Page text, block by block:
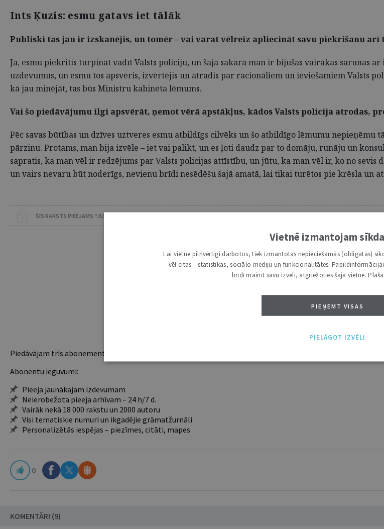
Ints Ķuzis: esmu gatavs iet tālāk
Publiski tas jau ir izskanējis, un tomēr – vai varat vēlreiz apliecināt savu piekrišanu
Jā, esmu piekritis turpināt vadīt Valsts policiju, un šajā sakarā man ir bijušas vairākas sarunas
uzdevumus, un esmu tos apsvēris, izvērtējis un atradis par racionāliem un ieviešamiem Valsts
kā jau minējāt, tas būs Ministru kabineta lēmums.
Vai šo piedāvājumu ilgi apsvērāt, ņemot vērā apstākļus, kādos Valsts policija atrodas,
Pēc savas būtības un dzīves uztveres esmu atbildīgs cilvēks un šo atbildīgo lēmumu
pārzinu. Protams, man bija izvēle – iet vai palikt, un es ļoti daudz par to domāju, runāju un
sapratis, ka man vēl ir redzējums par Valsts policijas attīstību, un jūtu, ka man vēl ir, ko no
un vairs nevaru būt noderīgs, nevienu brīdi nesēdēšu šajā amatā, lai tikai turētos pie krēsla un
ŠIS RAKSTS PIEEJAMS “JURISTA VĀRDA” ABONENTIEM
Lai lasītu šo rakstu tālāk, Tev jābūt
Esošos abonentus lūdzam
Piedāvājam trīs abonementu veidus. Vienam lietotājam piemērotākais ir "Mazais" (3, 6 un 12 mēnešiem).
Abonentu ieguvumi:
Pieeja jaunākajam izdevumam
Neierobežota pieeja arhīvam – 24 h/7 d.
Vairāk nekā 18 000 rakstu un 2000 autoru
Visi tematiskie numuri un ikgadējie grāmatžurnāli
Personalizētās iespējas – piezīmes, citāti, mapes
0
KOMENTĀRI (9)
Vietnē izmantojam
Lai vietne pilnvērtīgi darbotos, tiek izmantotas nepieciešamās (obligātās)
vēl citas – statistikas, sociālo mediju un funkcionalitātes.
brīdī mainīt savu izvēli, atgriežoties šajā vietnē.
PIEŅEMT VISAS
PIELĀGOT IZVĒLI